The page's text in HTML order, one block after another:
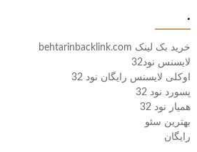
.
خرید بک لینک behtarinbacklink.com
لایسنس نود32
اوکلی لایسنس رایگان نود 32
پسورد نود 32
همیار نود 32
بهترین سئو
رایگان